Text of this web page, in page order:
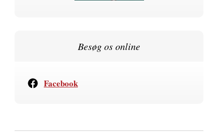
Besøg os online
Facebook